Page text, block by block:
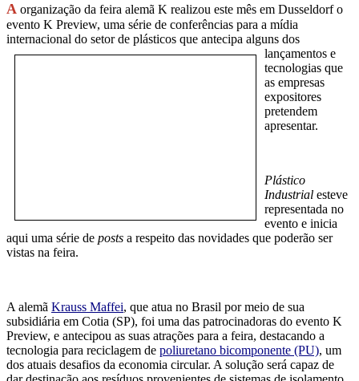
A organização da feira alemã K realizou este mês em Dusseldorf o
evento K Preview, uma série de conferências para a mídia
internacional do setor de plásticos que antecipa alguns dos
lançamentos e
tecnologias que
as empresas
expositores
pretendem
apresentar.
Plástico
Industrial esteve
representada no
evento e inicia
aqui uma série de posts a respeito das novidades que poderão ser
vistas na feira.
A alemã Krauss Maffei, que atua no Brasil por meio de sua
subsidiária em Cotia (SP), foi uma das patrocinadoras do evento K
Preview, e antecipou as suas atrações para a feira, destacando a
tecnologia para reciclagem de poliuretano bicomponente (PU), um
dos atuais desafios da economia circular. A solução será capaz de